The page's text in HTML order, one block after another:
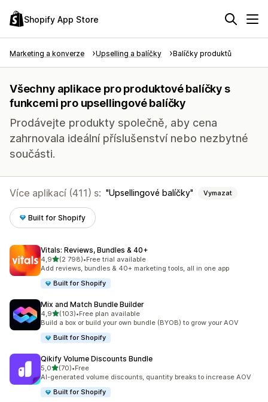
Shopify App Store
Marketing a konverze Upselling a balíčky Balíčky produktů
Všechny aplikace pro produktové balíčky s
funkcemi pro upsellingové balíčky
Prodávejte produkty společně, aby cena
zahrnovala ideální příslušenství nebo nezbytné
součásti.
Více aplikací (411) s: Upsellingové balíčky Vymazat
Built for Shopify
Vitals: Reviews, Bundles & 40+
4,9z 5 hvězd
(2 798)
Celkový počet recenzí: 2798
•Free trial available
Add reviews, bundles & 40+ marketing tools, all in one app
Built for Shopify
Mix and Match Bundle Builder
4,9z 5 hvězd
(103)
Celkový počet recenzí: 103
•Free plan available
Build a box or build your own bundle (BYOB) to grow your AOV
Built for Shopify
Qikify Volume Discounts Bundle
5,0z 5 hvězd
(70)
Celkový počet recenzí: 70
•Free
AI-generated volume discounts, quantity breaks to increase AOV
Built for Shopify